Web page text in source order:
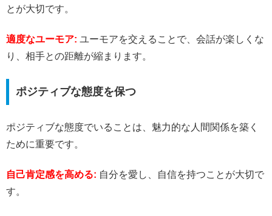
とが大切です。
適度なユーモア: ユーモアを交えることで、会話が楽しくな
り、相手との距離が縮まります。
ポジティブな態度を保つ
ポジティブな態度でいることは、魅力的な人間関係を築く
ために重要です。
自己肯定感を高める: 自分を愛し、自信を持つことが大切で
す。